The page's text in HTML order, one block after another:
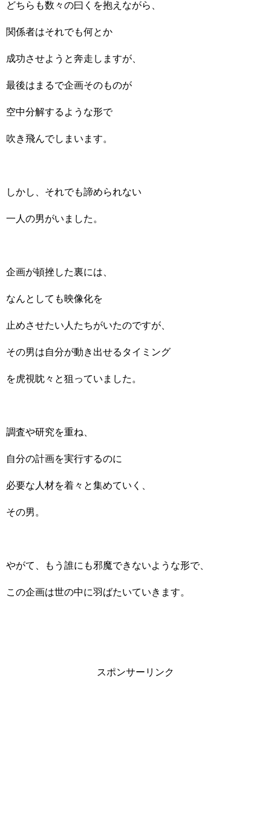
どちらも数々の曰くを抱えながら、
関係者はそれでも何とか
成功させようと奔走しますが、
最後はまるで企画そのものが
空中分解するような形で
吹き飛んでしまいます。
しかし、それでも諦められない
一人の男がいました。
企画が頓挫した裏には、
なんとしても映像化を
止めさせたい人たちがいたのですが、
その男は自分が動き出せるタイミング
を虎視眈々と狙っていました。
調査や研究を重ね、
自分の計画を実行するのに
必要な人材を着々と集めていく、
その男。
やがて、もう誰にも邪魔できないような形で、
この企画は世の中に羽ばたいていきます。
スポンサーリンク